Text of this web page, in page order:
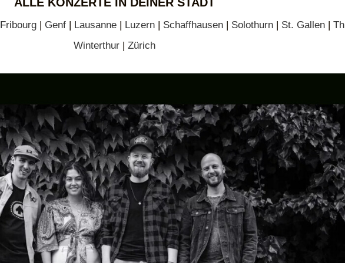
Fribourg | Genf | Lausanne | Luzern | Schaffhausen | Solothurn | St. Gallen |
Winterthur| Zürich